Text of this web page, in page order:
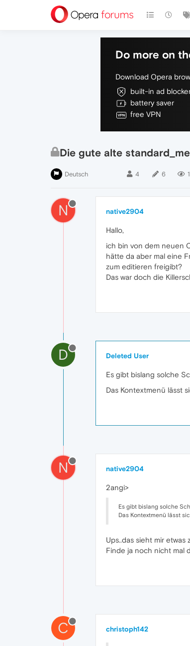
Do more on
Download Opera
built-in ad
battery saver
free VPN
Die gute alte
Deutsch 4 6
N native2904
Hallo,
ich bin von dem neuen
hätte da aber mal eine
zum editieren freigibt?
Das war doch die
D Deleted User
Es gibt bislang solche
Das Kontextmenü lässt
N native2904
2angi>
Es gibt bislang solche
Das Kontextmenü lässt
Ups..das sieht mir
Finde ja noch nicht mal
C christoph142